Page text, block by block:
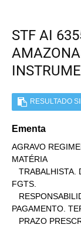
STF AI
RESULTADO
Ementa
AGRAVO
MATÉRIA
FGTS.
PAGAMENTO.